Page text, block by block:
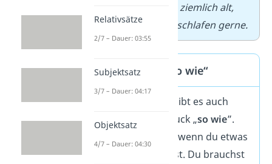
Die Katze, schon ziemlich alt,
sowie der Hund schlafen gerne.
Komma bei „so wie“
Neben „sowie“ gibt es auch
noch den Ausdruck „so wie”.
Den benutzt du, wenn du etwas
willst. Du brauchst
Relativsätze
2/7 – Dauer: 03:55
Subjektsatz
3/7 – Dauer: 04:17
Objektsatz
4/7 – Dauer: 04:30